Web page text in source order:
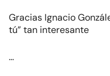
Gracias Ignacio
tú” tan interesante
…